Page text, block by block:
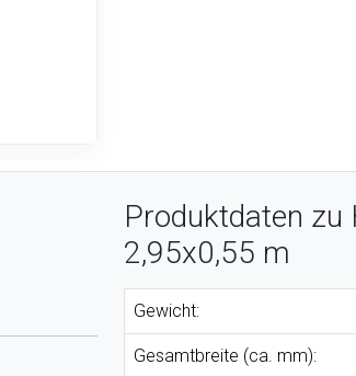
Produktdaten zu
2,95x0,55 m
Gewicht:
Gesamtbreite (ca. mm):